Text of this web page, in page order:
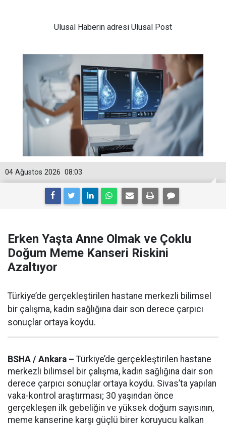
Ulusal Haberin adresi Ulusal Post
08:03
04 Ağustos 2026
Erken Yaşta Anne Olmak ve Çoklu
Doğum Meme Kanseri Riskini
Azaltıyor
Türkiye’de gerçekleştirilen hastane merkezli bilimsel
bir çalışma, kadın sağlığına dair son derece çarpıcı
sonuçlar ortaya koydu.
BSHA / Ankara – Türkiye’de gerçekleştirilen hastane
merkezli bilimsel bir çalışma, kadın sağlığına dair son
derece çarpıcı sonuçlar ortaya koydu. Sivas’ta yapılan
vaka-kontrol araştırması; 30 yaşından önce
gerçekleşen ilk gebeliğin ve yüksek doğum sayısının,
meme kanserine karşı güçlü birer koruyucu kalkan